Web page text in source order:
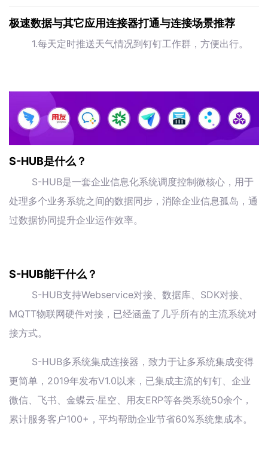
极速数据与其它应用连接器打通与连接场景推荐
1.每天定时推送天气情况到钉钉工作群，方便出行。
S-HUB是什么？
S-HUB是一套企业信息化系统调度控制微核心，用于
处理多个业务系统之间的数据同步，消除企业信息孤岛，通
过数据协同提升企业运作效率。
S-HUB能干什么？
S-HUB支持Webservice对接、数据库、SDK对接、
MQTT物联网硬件对接，已经涵盖了几乎所有的主流系统对
接方式。
S-HUB多系统集成连接器，致力于让多系统集成变得
更简单，2019年发布V1.0以来，已集成主流的钉钉、企业
微信、飞书、金蝶云·星空、用友ERP等各类系统50余个，
累计服务客户100+，平均帮助企业节省60%系统集成本。